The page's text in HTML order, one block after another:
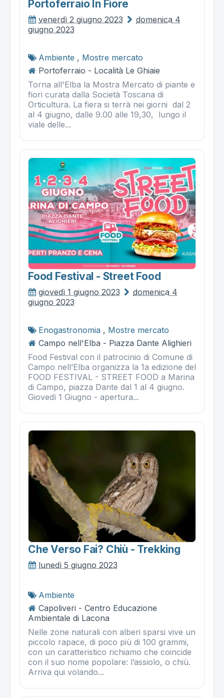
Portoferraio In Fiore
venerdì 2 giugno 2023
domenica 4
giugno 2023
Ambiente , Mostre mercato
Portoferraio - Località Le Ghiaie
Torna all'Elba la Mostra Mercato di piante e
fiori curata dalla Società Toscana di
Orticultura. La fiera si terrà nei giorni dal 2
al 4 giugno, dalle 9.00 alle 19,30, lungo il
viale delle...
Food Festival - Street Food
giovedì 1 giugno 2023
domenica 4
giugno 2023
Enogastronomia , Mostre mercato
Campo nell'Elba - Piazza Dante Alighieri
Food Festival con il patrocinio di Comune di
Campo nell’Elba organizza la 1a edizione del
FOOD FESTIVAL - STREET FOOD a Marina
di Campo, piazza Dante dal 1 al 4 giugno.
Giovedì 1 Giugno - apertura...
Che Verso Fai? Chiù - Trekking
lunedì 5 giugno 2023
Ambiente
Capoliveri - Centro Educazione
Ambientale di Lacona
Nelle zone naturali con alberi sparsi vive un
piccolo rapace, di poco più di 100 grammi,
con un caratteristico richiamo che coincide
con il suo nome popolare: l’assiolo, o chiù.
Arriva qui volando...